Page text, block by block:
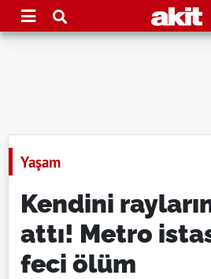
Yaşam
Kendini
attı! Metro
feci ölüm